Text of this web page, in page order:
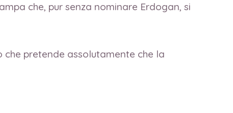
che, pur senza nominare Erdogan, si
pretende assolutamente che la